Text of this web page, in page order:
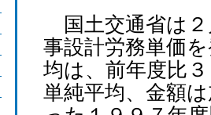
国土交通省は２
事設計労務単価
均は、前年度比
単純平均、金額